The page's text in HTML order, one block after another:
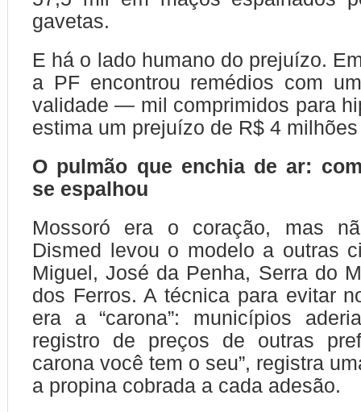
gavetas.
E há o lado humano do prejuízo.
a PF encontrou remédios com
validade — mil comprimidos para
estima um prejuízo de R$ 4
O pulmão que enchia de ar:
se espalhou
Mossoró era o coração, mas
Dismed levou o modelo a outras
Miguel, José da Penha, Serra do
dos Ferros. A técnica para evitar
era a “carona”: municípios
registro de preços de outras
carona você tem o seu”, registra
a propina cobrada a cada adesão.